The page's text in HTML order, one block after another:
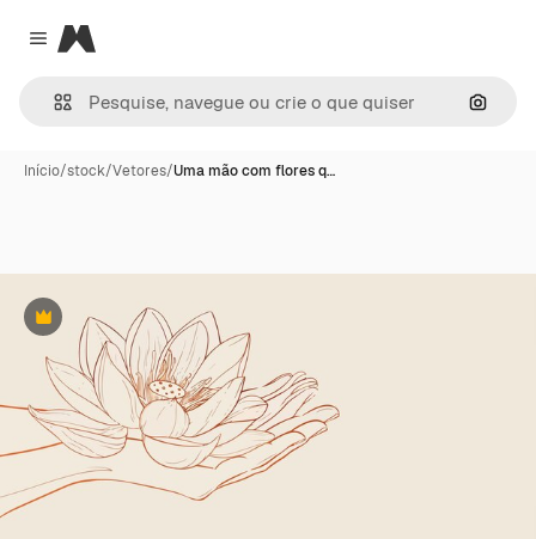
Close menu
Magnific
Início/stock/Vetores/Uma mão com flores q…
Premium